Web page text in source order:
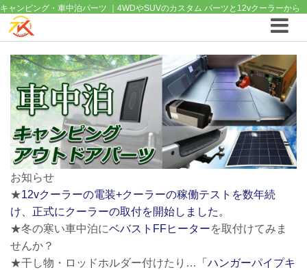
キャンピング・車中泊パーツ ｜4WDやSUVのカスタム パーツと12vクーラーから
車中泊/キャンピング部品までご提案の T.K TECH 埼玉
お知らせ
★12vクーラーの電装+クーラーの稼働テストを数年続
け、正式にクーラーの取付を開始しました。
★冬の寒い車中泊にベバストFFヒーターを取付けてみま
せんか？
★干し物・ロッドホルダー付けたり…
「ハンガーパイプキ